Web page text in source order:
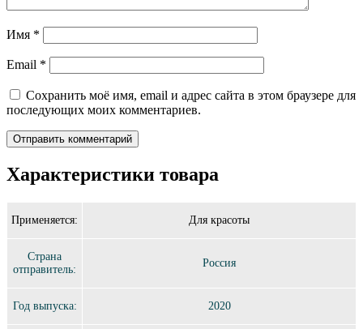
Имя *
Email *
Сохранить моё имя, email и адрес сайта в этом браузере для
последующих моих комментариев.
Характеристики товара
Применяется: Для красоты
Страна
отправитель:
Россия
Год выпуска: 2020